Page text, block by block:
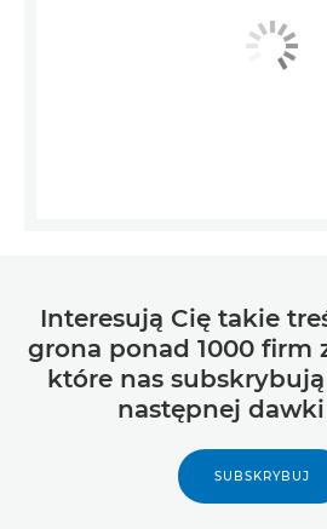
Interesują Cię takie
grona ponad 1000 firm
które nas
następnej
SUBSKRYBUJ